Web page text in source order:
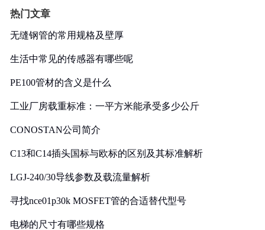
热门文章
无缝钢管的常用规格及壁厚
生活中常见的传感器有哪些呢
PE100管材的含义是什么
工业厂房载重标准：一平方米能承受多少公斤
CONOSTAN公司简介
C13和C14插头国标与欧标的区别及其标准解析
LGJ-240/30导线参数及载流量解析
寻找nce01p30k MOSFET管的合适替代型号
电梯的尺寸有哪些规格